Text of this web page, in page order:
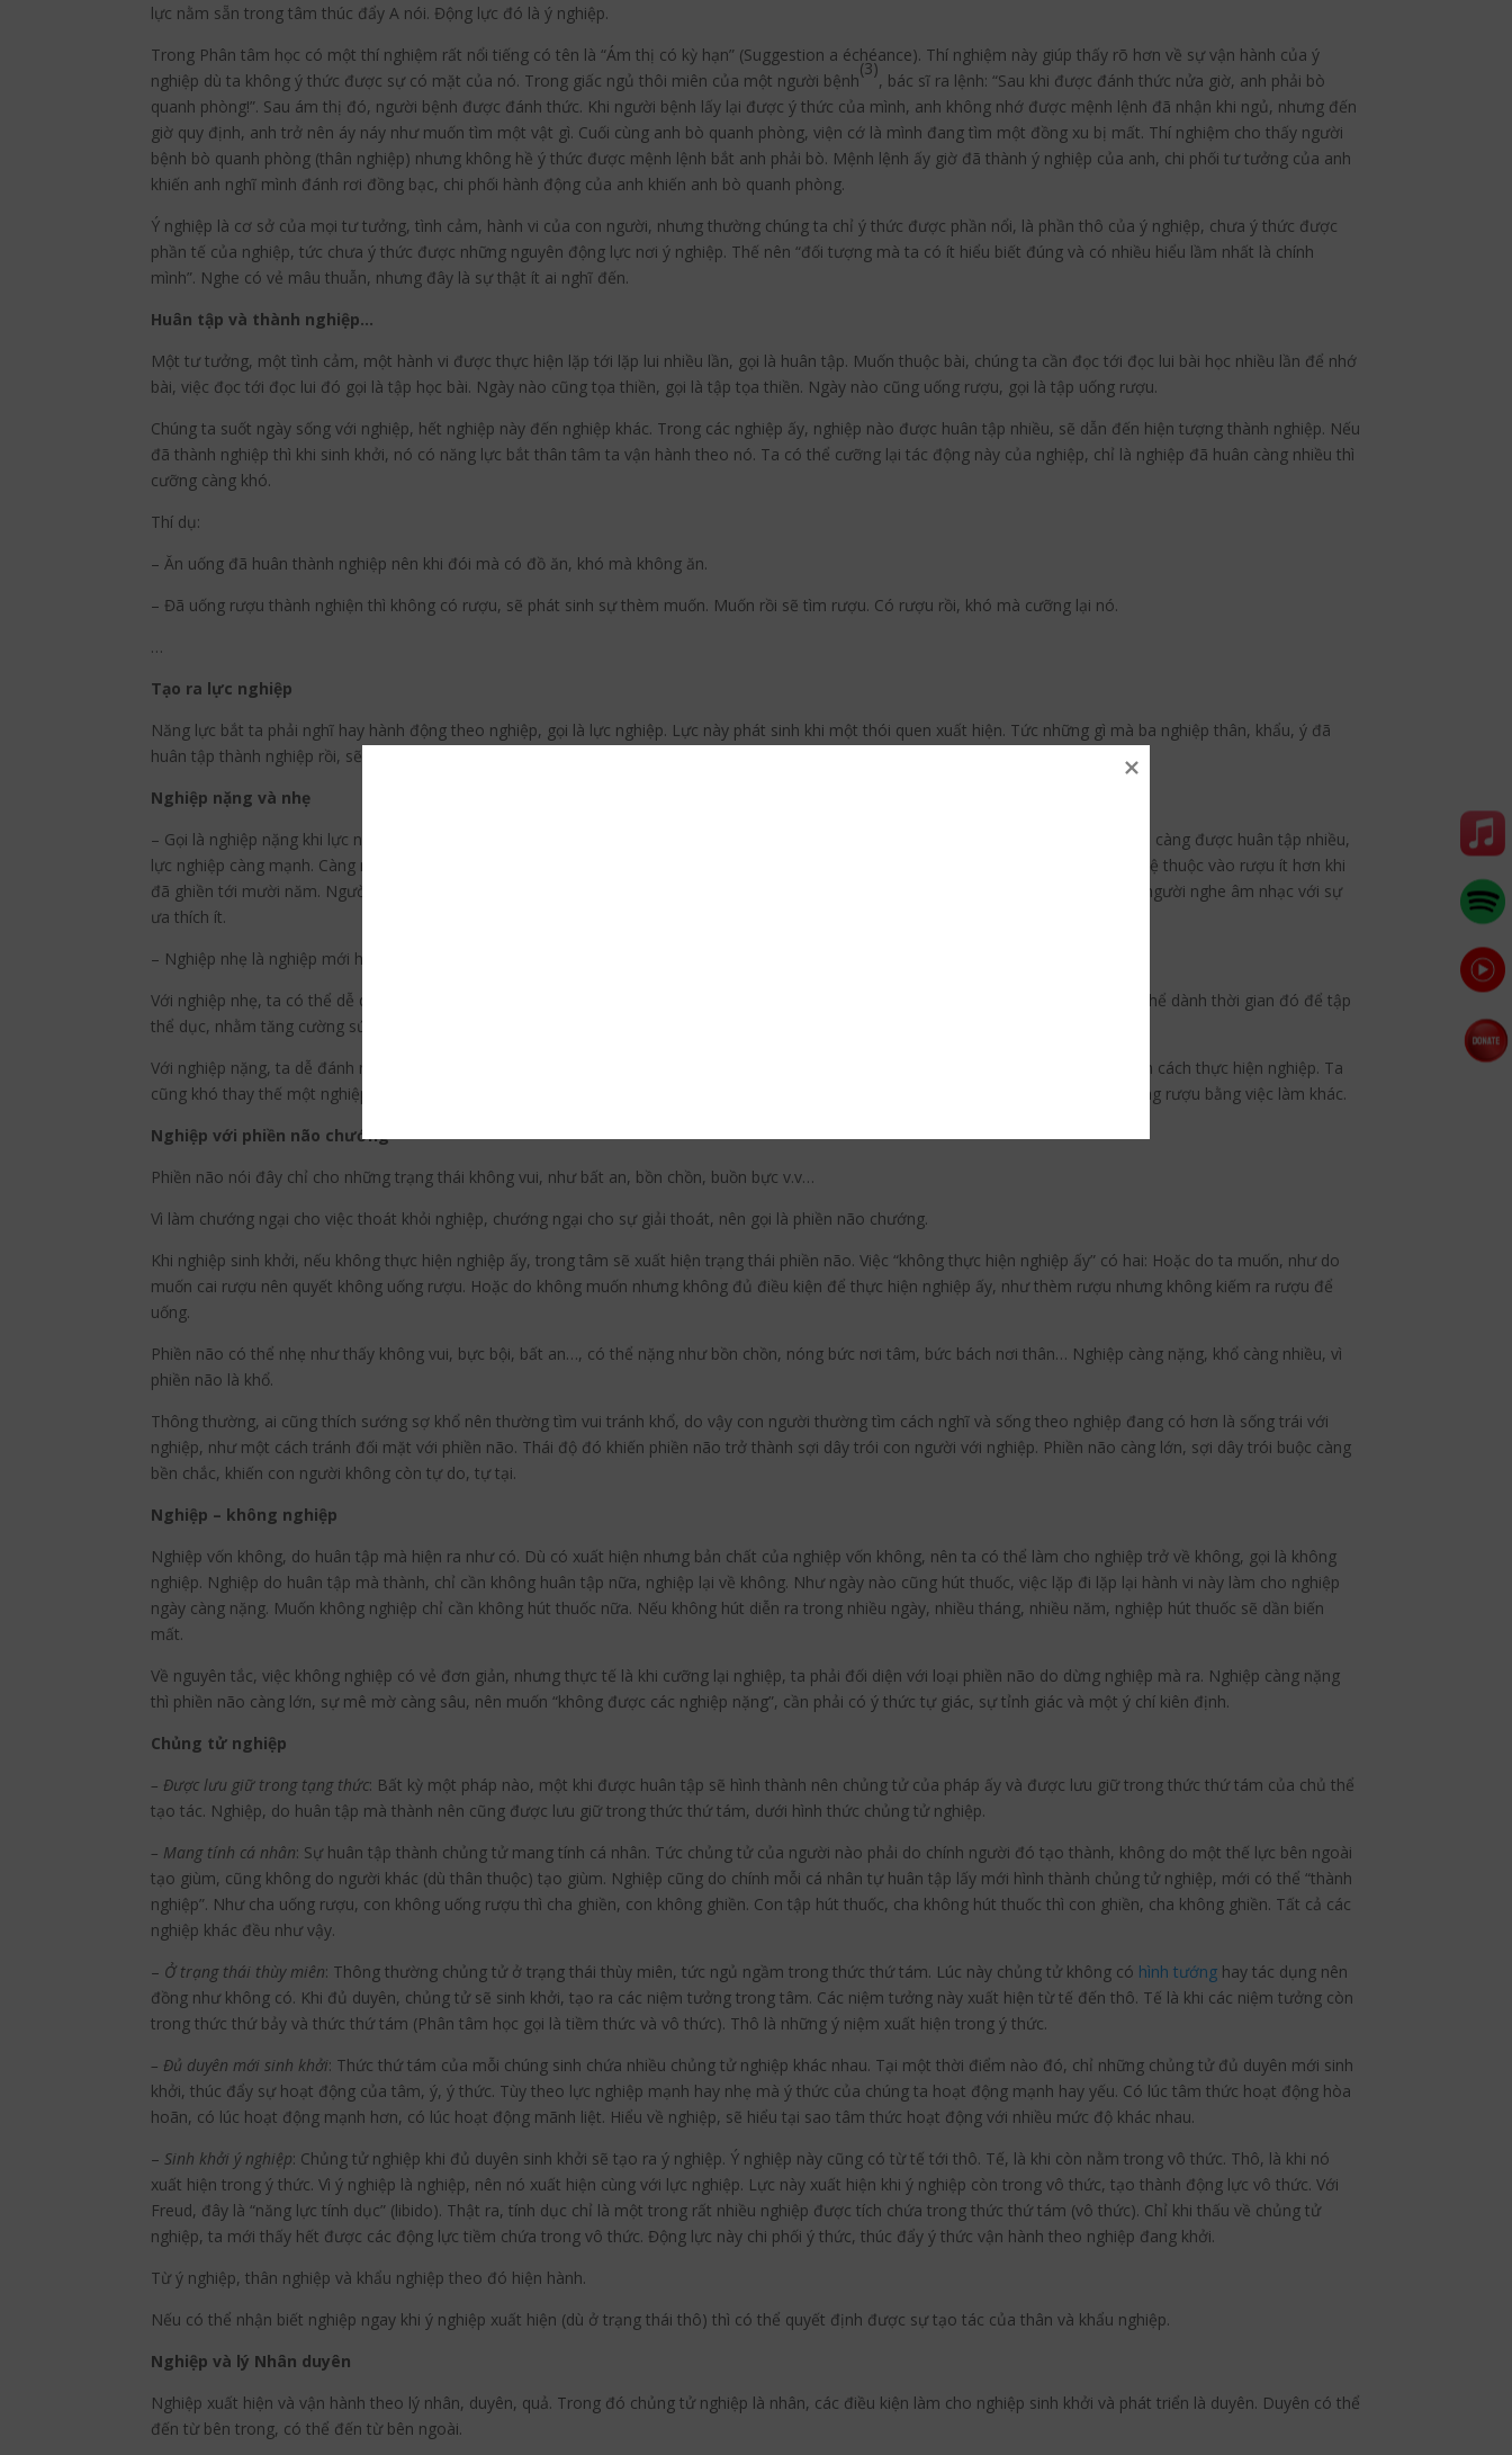
lực nằm sẵn trong tâm thúc đẩy A nói. Động lực đó là ý nghiệp.
Trong Phân tâm học có một thí nghiệm rất nổi tiếng có tên là “Ám thị có kỳ hạn” (Suggestion a échéance). Thí nghiệm này giúp thấy rõ hơn về sự vận hành của ý
nghiệp dù ta không ý thức được sự có mặt của nó. Trong giấc ngủ thôi miên của một người bệnh
(3)
, bác sĩ ra lệnh: “Sau khi được đánh thức nửa giờ, anh phải bò
quanh phòng!”. Sau ám thị đó, người bệnh được đánh thức. Khi người bệnh lấy lại được ý thức của mình, anh không nhớ được mệnh lệnh đã nhận khi ngủ, nhưng đến
giờ quy định, anh trở nên áy náy như muốn tìm một vật gì. Cuối cùng anh bò quanh phòng, viện cớ là mình đang tìm một đồng xu bị mất. Thí nghiệm cho thấy người
bệnh bò quanh phòng (thân nghiệp) nhưng không hề ý thức được mệnh lệnh bắt anh phải bò. Mệnh lệnh ấy giờ đã thành ý nghiệp của anh, chi phối tư tưởng của anh
khiến anh nghĩ mình đánh rơi đồng bạc, chi phối hành động của anh khiến anh bò quanh phòng.
Ý nghiệp là cơ sở của mọi tư tưởng, tình cảm, hành vi của con người, nhưng thường chúng ta chỉ ý thức được phần nổi, là phần thô của ý nghiệp, chưa ý thức được
phần tế của nghiệp, tức chưa ý thức được những nguyên động lực nơi ý nghiệp. Thế nên “đối tượng mà ta có ít hiểu biết đúng và có nhiều hiểu lầm nhất là chính
mình”. Nghe có vẻ mâu thuẫn, nhưng đây là sự thật ít ai nghĩ đến.
Huân tập và thành nghiệp…
Một tư tưởng, một tình cảm, một hành vi được thực hiện lặp tới lặp lui nhiều lần, gọi là huân tập. Muốn thuộc bài, chúng ta cần đọc tới đọc lui bài học nhiều lần để nhớ
bài, việc đọc tới đọc lui đó gọi là tập học bài. Ngày nào cũng tọa thiền, gọi là tập tọa thiền. Ngày nào cũng uống rượu, gọi là tập uống rượu.
Chúng ta suốt ngày sống với nghiệp, hết nghiệp này đến nghiệp khác. Trong các nghiệp ấy, nghiệp nào được huân tập nhiều, sẽ dẫn đến hiện tượng thành nghiệp. Nếu
đã thành nghiệp thì khi sinh khởi, nó có năng lực bắt thân tâm ta vận hành theo nó. Ta có thể cưỡng lại tác động này của nghiệp, chỉ là nghiệp đã huân càng nhiều thì
cưỡng càng khó.
Thí dụ:
– Ăn uống đã huân thành nghiệp nên khi đói mà có đồ ăn, khó mà không ăn.
– Đã uống rượu thành nghiện thì không có rượu, sẽ phát sinh sự thèm muốn. Muốn rồi sẽ tìm rượu. Có rượu rồi, khó mà cưỡng lại nó.
…
Tạo ra lực nghiệp
Năng lực bắt ta phải nghĩ hay hành động theo nghiệp, gọi là lực nghiệp. Lực này phát sinh khi một thói quen xuất hiện. Tức những gì mà ba nghiệp thân, khẩu, ý đã
huân tập thành nghiệp rồi, sẽ tạo ra một lực bắt ta phải theo hướng đó, gọi là lực nghiệp hay nghiệp lực.
Nghiệp nặng và nhẹ
– Gọi là nghiệp nặng khi lực nghiệp mạnh. Hai yếu tố chính khiến nghiệp có lực mạnh là sự huân tập và tình cảm đi kèm với nghiệp. Nghiệp càng được huân tập nhiều,
lực nghiệp càng mạnh. Càng nhiều tình cảm yêu, ghét, tham, sân, khổ, lạc đi kèm, lực nghiệp càng mạnh. Người ghiền rượu một năm, sự lệ thuộc vào rượu ít hơn khi
đã ghiền tới mười năm. Người nghe âm nhạc với sự ưa thích nhiều sẽ dính mắc vào âm nhạc, thường tìm đến âm nhạc nhiều hơn so với người nghe âm nhạc với sự
ưa thích ít.
– Nghiệp nhẹ là nghiệp mới huân tập, không được huân tập nhiều như nghiệp nặng, lực của nó không mạnh.
Với nghiệp nhẹ, ta có thể dễ dàng thay thế nghiệp này bằng nghiệp khác. Như chơi cờ là thói quen, nhưng do bệnh, thay vì chơi cờ thì có thể dành thời gian đó để tập
thể dục, nhằm tăng cường sức khỏe. Hoặc thay vì nghe nhạc, ta có thể đi dạo…
Với nghiệp nặng, ta dễ đánh mất sự tỉnh giác, tâm trở nên mê mờ, thiếu lý trí, khó phân định được thiện ác, ý thức chỉ hướng đến việc tìm cách thực hiện nghiệp. Ta
cũng khó thay thế một nghiệp nặng bằng một nghiệp khác. Như người ghiền rượu nặng, khi cơn ghiền xuất hiện, khó mà thay thế việc uống rượu bằng việc làm khác.
Nghiệp với phiền não chướng
Phiền não nói đây chỉ cho những trạng thái không vui, như bất an, bồn chồn, buồn bực v.v…
Vì làm chướng ngại cho việc thoát khỏi nghiệp, chướng ngại cho sự giải thoát, nên gọi là phiền não chướng.
Khi nghiệp sinh khởi, nếu không thực hiện nghiệp ấy, trong tâm sẽ xuất hiện trạng thái phiền não. Việc “không thực hiện nghiệp ấy” có hai: Hoặc do ta muốn, như do
muốn cai rượu nên quyết không uống rượu. Hoặc do không muốn nhưng không đủ điều kiện để thực hiện nghiệp ấy, như thèm rượu nhưng không kiếm ra rượu để
uống.
Phiền não có thể nhẹ như thấy không vui, bực bội, bất an…, có thể nặng như bồn chồn, nóng bức nơi tâm, bức bách nơi thân… Nghiệp càng nặng, khổ càng nhiều, vì
phiền não là khổ.
Thông thường, ai cũng thích sướng sợ khổ nên thường tìm vui tránh khổ, do vậy con người thường tìm cách nghĩ và sống theo nghiệp đang có hơn là sống trái với
nghiệp, như một cách tránh đối mặt với phiền não. Thái độ đó khiến phiền não trở thành sợi dây trói con người với nghiệp. Phiền não càng lớn, sợi dây trói buộc càng
bền chắc, khiến con người không còn tự do, tự tại.
Nghiệp – không nghiệp
Nghiệp vốn không, do huân tập mà hiện ra như có. Dù có xuất hiện nhưng bản chất của nghiệp vốn không, nên ta có thể làm cho nghiệp trở về không, gọi là không
nghiệp. Nghiệp do huân tập mà thành, chỉ cần không huân tập nữa, nghiệp lại về không. Như ngày nào cũng hút thuốc, việc lặp đi lặp lại hành vi này làm cho nghiệp
ngày càng nặng. Muốn không nghiệp chỉ cần không hút thuốc nữa. Nếu không hút diễn ra trong nhiều ngày, nhiều tháng, nhiều năm, nghiệp hút thuốc sẽ dần biến
mất.
Về nguyên tắc, việc không nghiệp có vẻ đơn giản, nhưng thực tế là khi cưỡng lại nghiệp, ta phải đối diện với loại phiền não do dừng nghiệp mà ra. Nghiệp càng nặng
thì phiền não càng lớn, sự mê mờ càng sâu, nên muốn “không được các nghiệp nặng”, cần phải có ý thức tự giác, sự tỉnh giác và một ý chí kiên định.
Chủng tử nghiệp
– Được lưu giữ trong tạng thức: Bất kỳ một pháp nào, một khi được huân tập sẽ hình thành nên chủng tử của pháp ấy và được lưu giữ trong thức thứ tám của chủ thể
tạo tác. Nghiệp, do huân tập mà thành nên cũng được lưu giữ trong thức thứ tám, dưới hình thức chủng tử nghiệp.
– Mang tính cá nhân: Sự huân tập thành chủng tử mang tính cá nhân. Tức chủng tử của người nào phải do chính người đó tạo thành, không do một thế lực bên ngoài
tạo giùm, cũng không do người khác (dù thân thuộc) tạo giùm. Nghiệp cũng do chính mỗi cá nhân tự huân tập lấy mới hình thành chủng tử nghiệp, mới có thể “thành
nghiệp”. Như cha uống rượu, con không uống rượu thì cha ghiền, con không ghiền. Con tập hút thuốc, cha không hút thuốc thì con ghiền, cha không ghiền. Tất cả các
nghiệp khác đều như vậy.
– Ở trạng thái thùy miên: Thông thường chủng tử ở trạng thái thùy miên, tức ngủ ngầm trong thức thứ tám. Lúc này chủng tử không có hình tướng hay tác dụng nên
đồng như không có. Khi đủ duyên, chủng tử sẽ sinh khởi, tạo ra các niệm tưởng trong tâm. Các niệm tưởng này xuất hiện từ tế đến thô. Tế là khi các niệm tưởng còn
trong thức thứ bảy và thức thứ tám (Phân tâm học gọi là tiềm thức và vô thức). Thô là những ý niệm xuất hiện trong ý thức.
– Đủ duyên mới sinh khởi: Thức thứ tám của mỗi chúng sinh chứa nhiều chủng tử nghiệp khác nhau. Tại một thời điểm nào đó, chỉ những chủng tử đủ duyên mới sinh
khởi, thúc đẩy sự hoạt động của tâm, ý, ý thức. Tùy theo lực nghiệp mạnh hay nhẹ mà ý thức của chúng ta hoạt động mạnh hay yếu. Có lúc tâm thức hoạt động hòa
hoãn, có lúc hoạt động mạnh hơn, có lúc hoạt động mãnh liệt. Hiểu về nghiệp, sẽ hiểu tại sao tâm thức hoạt động với nhiều mức độ khác nhau.
– Sinh khởi ý nghiệp: Chủng tử nghiệp khi đủ duyên sinh khởi sẽ tạo ra ý nghiệp. Ý nghiệp này cũng có từ tế tới thô. Tế, là khi còn nằm trong vô thức. Thô, là khi nó
xuất hiện trong ý thức. Vì ý nghiệp là nghiệp, nên nó xuất hiện cùng với lực nghiệp. Lực này xuất hiện khi ý nghiệp còn trong vô thức, tạo thành động lực vô thức. Với
Freud, đây là “năng lực tính dục” (libido). Thật ra, tính dục chỉ là một trong rất nhiều nghiệp được tích chứa trong thức thứ tám (vô thức). Chỉ khi thấu về chủng tử
nghiệp, ta mới thấy hết được các động lực tiềm chứa trong vô thức. Động lực này chi phối ý thức, thúc đẩy ý thức vận hành theo nghiệp đang khởi.
Từ ý nghiệp, thân nghiệp và khẩu nghiệp theo đó hiện hành.
Nếu có thể nhận biết nghiệp ngay khi ý nghiệp xuất hiện (dù ở trạng thái thô) thì có thể quyết định được sự tạo tác của thân và khẩu nghiệp.
Nghiệp và lý Nhân duyên
Nghiệp xuất hiện và vận hành theo lý nhân, duyên, quả. Trong đó chủng tử nghiệp là nhân, các điều kiện làm cho nghiệp sinh khởi và phát triển là duyên. Duyên có thể
đến từ bên trong, có thể đến từ bên ngoài.